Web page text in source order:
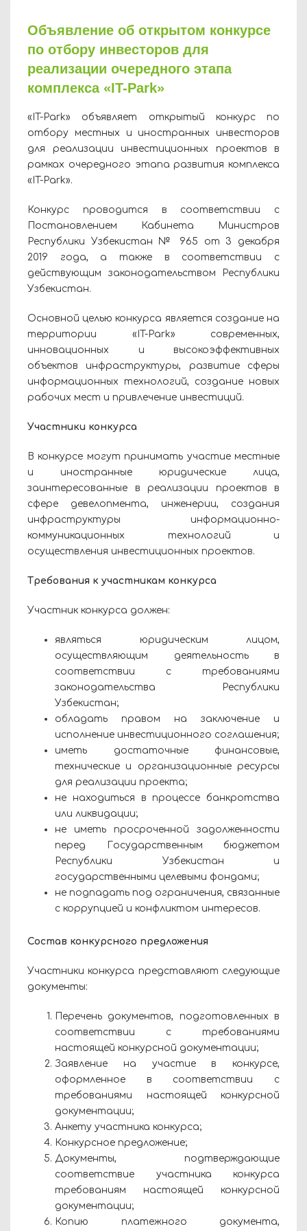
Объявление об открытом конкурсе
по отбору инвесторов для
реализации очередного этапа
комплекса «IT-Park»
«IT-Park» объявляет открытый конкурс по
отбору местных и иностранных инвесторов
для реализации инвестиционных проектов в
рамках очередного этапа развития комплекса
«IT-Park».
Конкурс проводится в соответствии с
Постановлением Кабинета Министров
Республики Узбекистан № 965 от 3 декабря
2019 года, а также в соответствии с
действующим законодательством Республики
Узбекистан.
Основной целью конкурса является создание на
территории «IT-Park» современных,
инновационных и высокоэффективных
объектов инфраструктуры, развитие сферы
информационных технологий, создание новых
рабочих мест и привлечение инвестиций.
Участники конкурса
В конкурсе могут принимать участие местные
и иностранные юридические лица,
заинтересованные в реализации проектов в
сфере девелопмента, инженерии, создания
инфраструктуры информационно-
коммуникационных технологий и
осуществления инвестиционных проектов.
Требования к участникам конкурса
Участник конкурса должен:
являться юридическим лицом,
осуществляющим деятельность в
соответствии с требованиями
законодательства Республики
Узбекистан;
обладать правом на заключение и
исполнение инвестиционного соглашения;
иметь достаточные финансовые,
технические и организационные ресурсы
для реализации проекта;
не находиться в процессе банкротства
или ликвидации;
не иметь просроченной задолженности
перед Государственным бюджетом
Республики Узбекистан и
государственными целевыми фондами;
не подпадать под ограничения, связанные
с коррупцией и конфликтом интересов.
Состав конкурсного предложения
Участники конкурса представляют следующие
документы:
Перечень документов, подготовленных в
соответствии с требованиями
настоящей конкурсной документации;
Заявление на участие в конкурсе,
оформленное в соответствии с
требованиями настоящей конкурсной
документации;
Анкету участника конкурса;
Конкурсное предложение;
Документы, подтверждающие
соответствие участника конкурса
требованиям настоящей конкурсной
документации;
Копию платежного документа,